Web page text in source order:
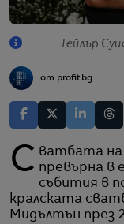
Тейлър
от profit.bg
Сватбата на Тейлър Суифт и Травис Келси се превърна в
събития в
кралската
Мидълтън през